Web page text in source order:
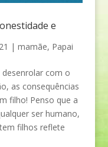
e
| mamãe, Papai
desenrolar com o
as consequências
filho! Penso que a
ser humano,
filhos reflete